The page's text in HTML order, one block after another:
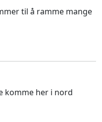
til å ramme mange
komme her i nord